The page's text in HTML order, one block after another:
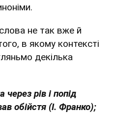
не так вже й
в якому контексті
декілька
рів і попід
обійстя (І. Франко);